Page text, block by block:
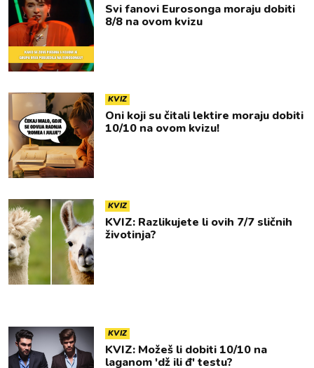
Svi fanovi Eurosonga moraju dobiti
8/8 na ovom kvizu
KVIZ
Oni koji su čitali lektire moraju dobiti
10/10 na ovom kvizu!
KVIZ
KVIZ: Razlikujete li ovih 7/7 sličnih
životinja?
KVIZ
KVIZ: Možeš li dobiti 10/10 na
laganom 'dž ili đ' testu?